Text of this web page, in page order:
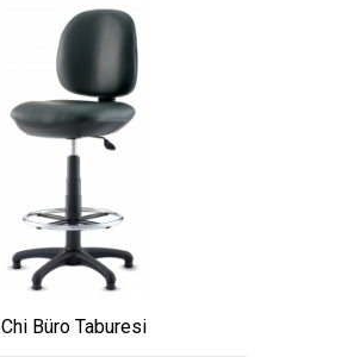
Chi Büro Taburesi